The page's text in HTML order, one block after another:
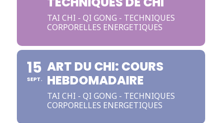
TAI CHI - QI GONG - TECHNIQUES
CORPORELLES ENERGETIQUES
15
SEPT.
ART DU CHI: COURS
HEBDOMADAIRE
TAI CHI - QI GONG - TECHNIQUES
CORPORELLES ENERGETIQUES